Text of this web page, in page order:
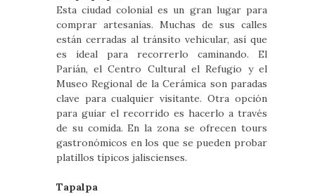
Esta ciudad colonial es un gran lugar para
comprar artesanías. Muchas de sus calles
están cerradas al tránsito vehicular, así que
es ideal para recorrerlo caminando. El
Parián, el Centro Cultural el Refugio y el
Museo Regional de la Cerámica son paradas
clave para cualquier visitante. Otra opción
para guiar el recorrido es hacerlo a través
de su comida. En la zona se ofrecen tours
gastronómicos en los que se pueden probar
platillos típicos jaliscienses.
Tapalpa